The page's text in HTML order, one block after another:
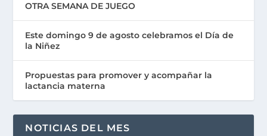
OTRA SEMANA DE JUEGO
Este domingo 9 de agosto celebramos el Día de
la Niñez
Propuestas para promover y acompañar la
lactancia materna
NOTICIAS DEL MES